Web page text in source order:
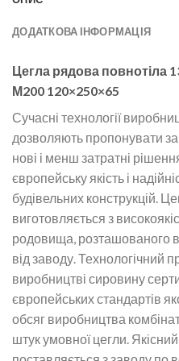
ДОДАТКОВА ІНФОРМАЦІЯ
Цегла рядова повнотіла
М200 120×250×65
Сучасні технології
дозволяють пропонувати
нові і менш затратні
європейську якість і
будівельних конструкцій.
виготовляється з
родовища, розташованого в
від заводу. Технологічний
виробництві сировину
європейських стандартів
обсяг виробництва
штук умовної цегли.